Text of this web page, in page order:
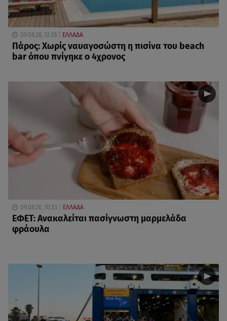
09.08.26, 12:28 ΕΛΛΑΔΑ
Πάρος: Χωρίς ναυαγοσώστη η πισίνα του beach
bar όπου πνίγηκε ο 4χρονος
09.08.26, 10:33 ΕΛΛΑΔΑ
ΕΦΕΤ: Ανακαλείται πασίγνωστη μαρμελάδα
φράουλα